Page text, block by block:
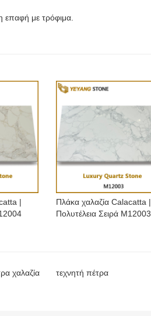
επαφή με τρόφιμα.
|
Πλάκα χαλαζία Calacatta |
Πολυτέλεια Σειρά M12003
χαλαζία τεχνητή πέτρα